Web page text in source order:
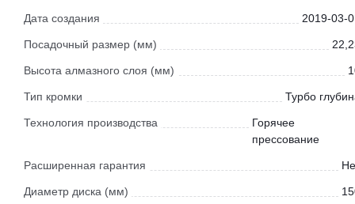
Дата создания 2019-03-
Посадочный размер (мм)
Высота алмазного слоя (мм)
Тип кромки Турбо
Технология производства
Горячее
прессование
Расширенная гарантия
Диаметр диска (мм)